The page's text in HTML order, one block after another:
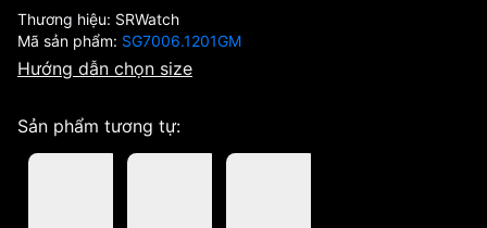
Thương hiệu: SRWatch
Mã sản phẩm: SG7006.1201GM
Hướng dẫn chọn size
Sản phẩm tương tự: